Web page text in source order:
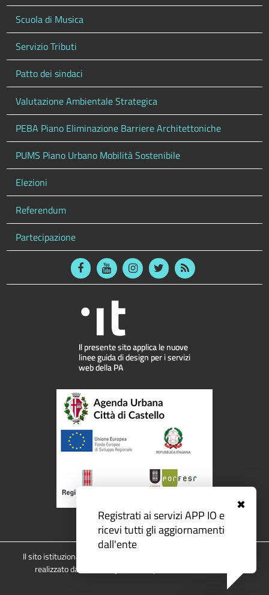
✖
Registrati ai servizi APP IO e
ricevi tutti gli aggiornamenti
dall'ente
Scuola di Musica
Servizio Tributi
Patto dei sindaci
Valutazione Ambientale Strategica
PEBA Piano Eliminazione Barriere Architettoniche
PUMS Piano Urbano Mobilità Sostenibile
Elezioni
Referendum
Partecipazione
FacebookYoutubeInstagram
TwitterRSS
Il sito istituzionale del
realizzato da